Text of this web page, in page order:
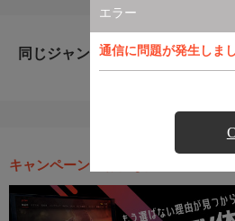
エラー
通信に問題が発生しま
同じジャンルのおすすめ番組
キャンペーン・お得な情報